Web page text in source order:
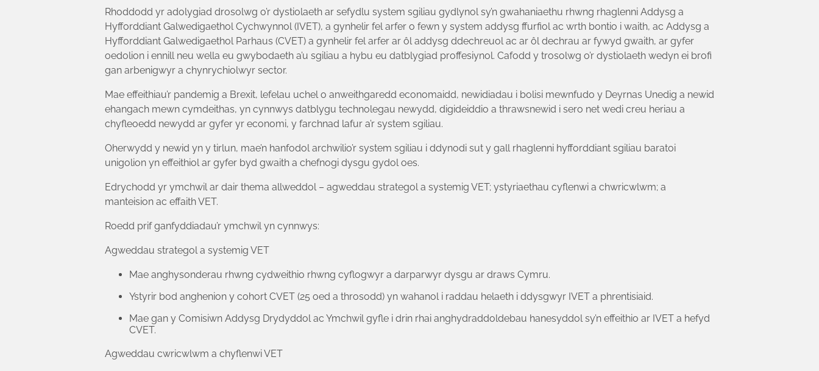
Rhoddodd yr adolygiad drosolwg o’r dystiolaeth ar sefydlu system sgiliau gydlynol sy’n gwahaniaethu rhwng rhaglenni Addysg a
Hyfforddiant Galwedigaethol Cychwynnol (IVET), a gynhelir fel arfer o fewn y system addysg ffurfiol ac wrth bontio i waith, ac Addysg a
Hyfforddiant Galwedigaethol Parhaus (CVET) a gynhelir fel arfer ar ôl addysg ddechreuol ac ar ôl dechrau ar fywyd gwaith, ar gyfer
oedolion i ennill neu wella eu gwybodaeth a’u sgiliau a hybu eu datblygiad proffesiynol. Cafodd y trosolwg o’r dystiolaeth wedyn ei brofi
gan arbenigwyr a chynrychiolwyr sector.
Mae effeithiau’r pandemig a Brexit, lefelau uchel o anweithgaredd economaidd, newidiadau i bolisi mewnfudo y Deyrnas Unedig a newid
ehangach mewn cymdeithas, yn cynnwys datblygu technolegau newydd, digideiddio a thrawsnewid i sero net wedi creu heriau a
chyfleoedd newydd ar gyfer yr economi, y farchnad lafur a’r system sgiliau.
Oherwydd y newid yn y tirlun, mae’n hanfodol archwilio’r system sgiliau i ddynodi sut y gall rhaglenni hyfforddiant sgiliau baratoi
unigolion yn effeithiol ar gyfer byd gwaith a chefnogi dysgu gydol oes.
Edrychodd yr ymchwil ar dair thema allweddol – agweddau strategol a systemig VET; ystyriaethau cyflenwi a chwricwlwm; a
manteision ac effaith VET.
Roedd prif ganfyddiadau’r ymchwil yn cynnwys:
Agweddau strategol a systemig VET
Mae anghysonderau rhwng cydweithio rhwng cyflogwyr a darparwyr dysgu ar draws Cymru.
Ystyrir bod anghenion y cohort CVET (25 oed a throsodd) yn wahanol i raddau helaeth i ddysgwyr IVET a phrentisiaid.
Mae gan y Comisiwn Addysg Drydyddol ac Ymchwil gyfle i drin rhai anghydraddoldebau hanesyddol sy’n effeithio ar IVET a hefyd
CVET.
Agweddau cwricwlwm a chyflenwi VET